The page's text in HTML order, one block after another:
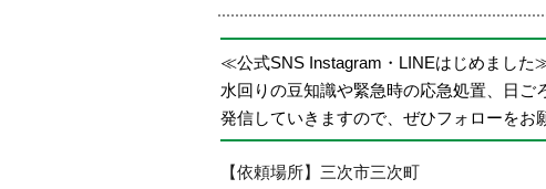
≪公式SNS Instagram・LINEはじめました
水回りの豆知識や緊急時の応急処置、日
発信していきますので、ぜひフォローをお
【依頼場所】三次市三次町